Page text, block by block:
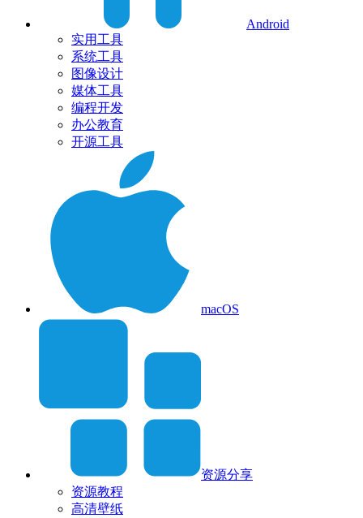
Android
实用工具
系统工具
图像设计
媒体工具
编程开发
办公教育
开源工具
macOS
资源分享
资源教程
高清壁纸